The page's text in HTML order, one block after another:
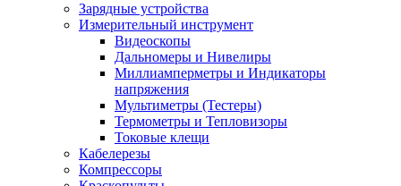
Зарядные устройства
Измерительный инструмент
Видеоскопы
Дальномеры и Нивелиры
Миллиамперметры и Индикаторы
напряжения
Мультиметры (Тестеры)
Термометры и Тепловизоры
Токовые клещи
Кабелерезы
Компрессоры